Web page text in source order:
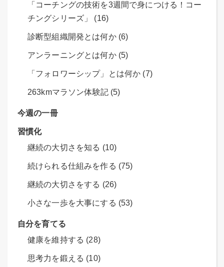
「コーチングの技術を3週間で身につける！コー
チングシリーズ」 (16)
診断型組織開発とは何か (6)
アンラーニングとは何か (5)
「フォロワーシップ」とは何か (7)
263kmマラソン体験記 (5)
今週の一冊
習慣化
継続の大切さを知る (10)
続けられる仕組みを作る (75)
継続の大切さをする (26)
小さな一歩を大事にする (53)
自分を育てる
健康を維持する (28)
思考力を鍛える (10)